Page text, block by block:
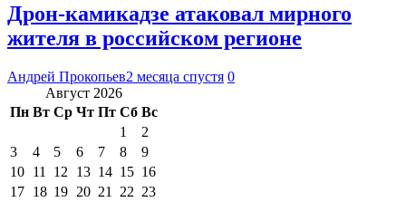
Дрон-камикадзе атаковал мирного
жителя в российском регионе
Андрей Прокопьев2 месяца спустя 0
Август 2026
Пн Вт Ср Чт Пт Сб Вс
1
2
3
4 5 6 7 8
9
10 11 12 13 14 15 16
17 18 19 20 21 22 23